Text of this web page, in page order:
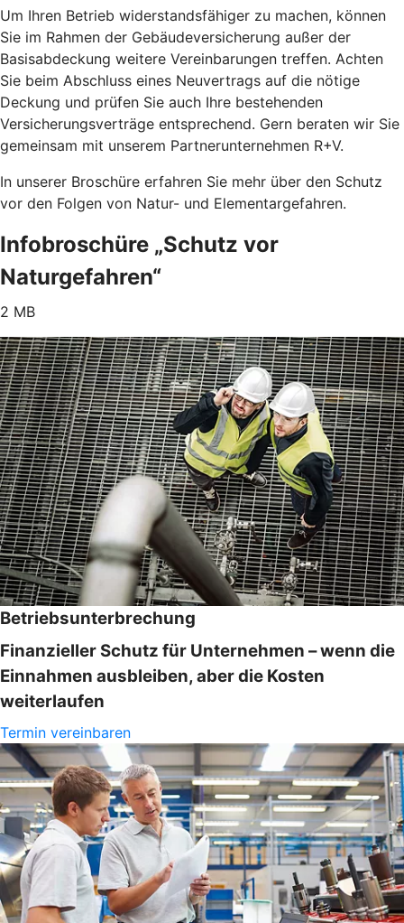
Um Ihren Betrieb widerstandsfähiger zu machen, können
Sie im Rahmen der Gebäudeversicherung außer der
Basisabdeckung weitere Vereinbarungen treffen. Achten
Sie beim Abschluss eines Neuvertrags auf die nötige
Deckung und prüfen Sie auch Ihre bestehenden
Versicherungsverträge entsprechend. Gern beraten wir Sie
gemeinsam mit unserem Partnerunternehmen R+V.
In unserer Broschüre erfahren Sie mehr über den Schutz
vor den Folgen von Natur- und Elementargefahren.
Infobroschüre „Schutz vor
Naturgefahren“
2 MB
Betriebsunterbrechung
Finanzieller Schutz für Unternehmen – wenn die
Einnahmen ausbleiben, aber die Kosten
weiterlaufen
Termin vereinbaren